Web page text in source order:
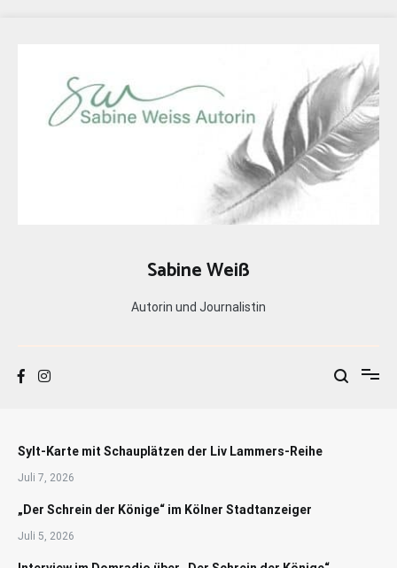
Sabine Weiß
Autorin und Journalistin
Sylt-Karte mit Schauplätzen der Liv Lammers-Reihe
Juli 7, 2026
„Der Schrein der Könige“ im Kölner Stadtanzeiger
Juli 5, 2026